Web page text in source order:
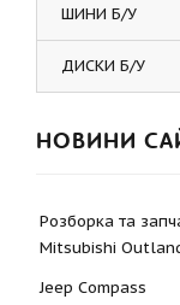
ШИНИ Б/У
ДИСКИ Б/У
НОВИНИ
Розборка та
Mitsubishi
Jeep Compass